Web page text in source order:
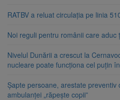
RATBV a reluat circulația pe linia
Noi reguli pentru românii care aduc
Nivelul Dunării a crescut la
nucleare poate funcționa cel puțin
Șapte persoane, arestate preventiv
ambulanței „răpește copii”